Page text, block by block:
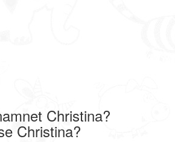
Christina?
Christina?